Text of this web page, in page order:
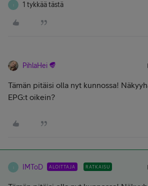
1 tykkää tästä
PihlaHei
Tämän pitäisi olla nyt kunnossa!
EPG:t oikein?
IMToD ALOITTAJA RATKAISU